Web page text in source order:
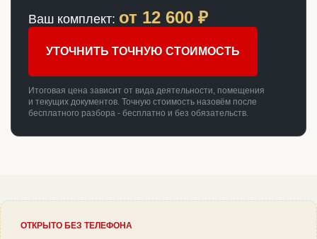
Ваш комплект: от 12 600 ₽
УТОЧНИТЬ ТОЧНУЮ СТОИМОСТЬ
Итоговая цена зависит от вида деятельности, помещения
и текущих документов. Точную стоимость назовём после
бесплатного разбора - бесплатно и без обязательств.
ОТКРЫТО БЕЗ ТЕЛЕФОНА